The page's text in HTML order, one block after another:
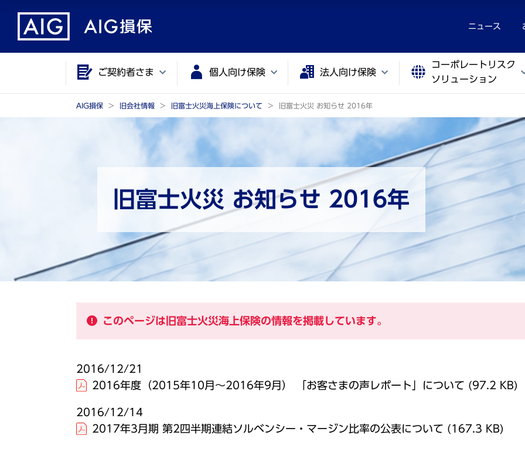
ニュース
ご契約者さま 個人向け保険 法人向け保険
コーポレートリスク
ソリューション
AIG損保 旧会社情報 旧富士火災海上保険について 旧富士火災 お知らせ 2016年
旧富士火災 お知らせ 2016年
このページは旧富士火災海上保険の情報を掲載しています。
2016/12/21
2016年度（2015年10月～2016年9月） 「お客さまの声レポート」について (97.2 KB)
2016/12/14
2017年3月期 第2四半期連結ソルベンシー・マージン比率の公表について (167.3 KB)